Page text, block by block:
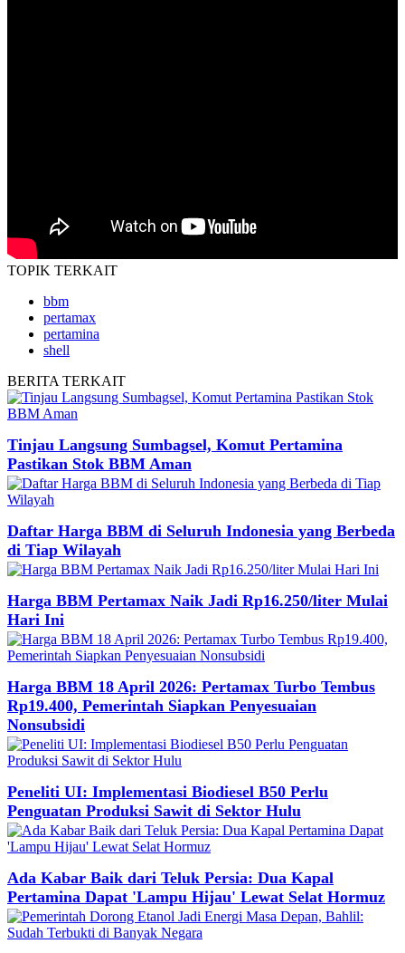
TOPIK TERKAIT
bbm
pertamax
pertamina
shell
BERITA TERKAIT
Tinjau Langsung Sumbagsel, Komut Pertamina
Pastikan Stok BBM Aman
Daftar Harga BBM di Seluruh Indonesia yang Berbeda
di Tiap Wilayah
Harga BBM Pertamax Naik Jadi Rp16.250/liter Mulai
Hari Ini
Harga BBM 18 April 2026: Pertamax Turbo Tembus
Rp19.400, Pemerintah Siapkan Penyesuaian
Nonsubsidi
Peneliti UI: Implementasi Biodiesel B50 Perlu
Penguatan Produksi Sawit di Sektor Hulu
Ada Kabar Baik dari Teluk Persia: Dua Kapal
Pertamina Dapat 'Lampu Hijau' Lewat Selat Hormuz